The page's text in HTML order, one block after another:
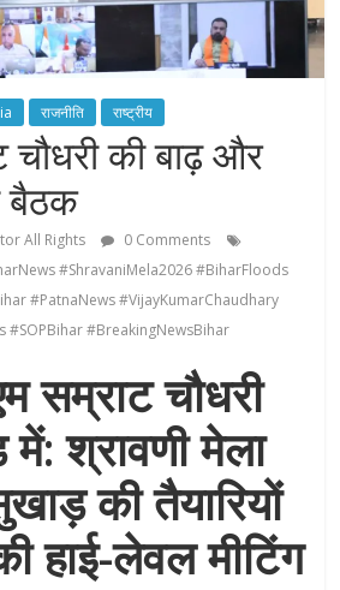
राजनीति राष्ट्रीय
चौधरी की बाढ़ और
बैठक
All Rights
0 Comments
#ShravaniMela2026 #BiharFloods
#PatnaNews #VijayKumarChaudhary
#BreakingNewsBihar
सम्राट चौधरी
श्रावणी मेला
की तैयारियों
हाई-लेवल मीटिंग